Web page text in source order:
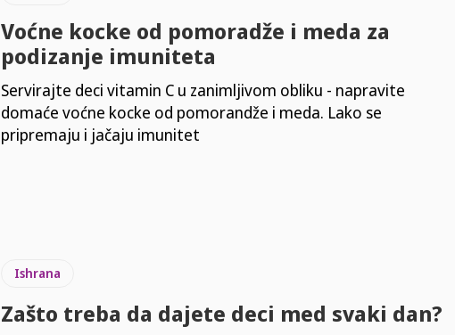
Voćne kocke od pomoradže i meda za
podizanje imuniteta
Servirajte deci vitamin C u zanimljivom obliku - napravite
domaće voćne kocke od pomorandže i meda. Lako se
pripremaju i jačaju imunitet
Ishrana
Zašto treba da dajete deci med svaki dan?